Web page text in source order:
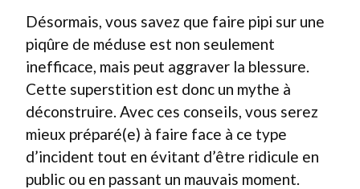
Désormais, vous savez que faire pipi sur une
piqûre de méduse est non seulement
inefficace, mais peut aggraver la blessure.
Cette superstition est donc un mythe à
déconstruire. Avec ces conseils, vous serez
mieux préparé(e) à faire face à ce type
d’incident tout en évitant d’être ridicule en
public ou en passant un mauvais moment.